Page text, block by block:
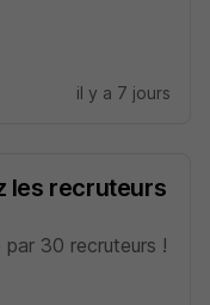
il y a 7 jours
les recruteurs
30 recruteurs !